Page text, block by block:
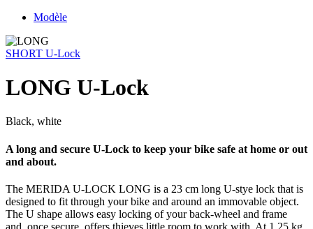
Modèle
SHORT U-Lock
LONG U-Lock
Black, white
A long and secure U-Lock to keep your bike safe at home or out
and about.
The MERIDA U-LOCK LONG is a 23 cm long U-stye lock that is
designed to fit through your bike and around an immovable object.
The U shape allows easy locking of your back-wheel and frame
and, once secure, offers thieves little room to work with. At 1.25 kg,